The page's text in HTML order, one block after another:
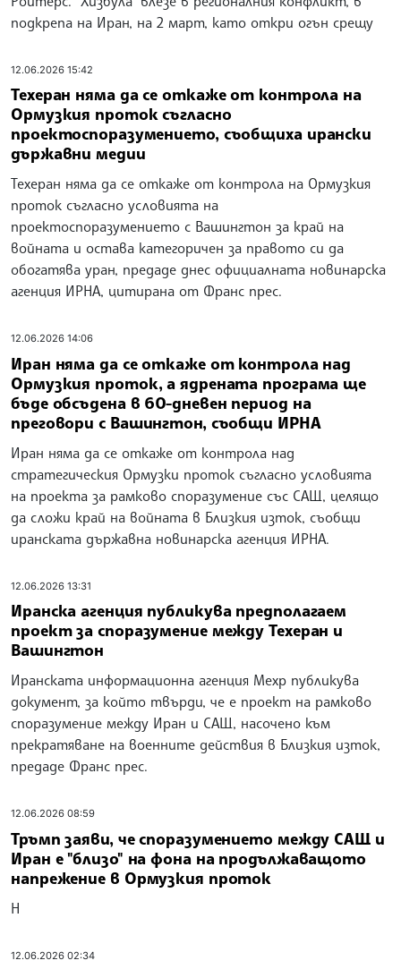
подкрепа на Иран, на 2 март, като откри огън срещу
12.06.2026 15:42
Техеран няма да се откаже от контрола на
Ормузкия проток съгласно
проектоспоразумението, съобщиха ирански
държавни медии
Техеран няма да се откаже от контрола на Ормузкия
проток съгласно условията на
проектоспоразумението с Вашингтон за край на
войната и остава категоричен за правото си да
обогатява уран, предаде днес официалната новинарска
агенция ИРНА, цитирана от Франс прес.
12.06.2026 14:06
Иран няма да се откаже от контрола над
Ормузкия проток, а ядрената програма ще
бъде обсъдена в 60-дневен период на
преговори с Вашингтон, съобщи ИРНА
Иран няма да се откаже от контрола над
стратегическия Ормузки проток съгласно условията
на проекта за рамково споразумение със САЩ, целящо
да сложи край на войната в Близкия изток, съобщи
иранската държавна новинарска агенция ИРНА.
12.06.2026 13:31
Иранска агенция публикува предполагаем
проект за споразумение между Техеран и
Вашингтон
Иранската информационна агенция Мехр публикува
документ, за който твърди, че е проект на рамково
споразумение между Иран и САЩ, насочено към
прекратяване на военните действия в Близкия изток,
предаде Франс прес.
12.06.2026 08:59
Тръмп заяви, че споразумението между САЩ и
Иран е "близо" на фона на продължаващото
напрежение в Ормузкия проток
Н
12.06.2026 02:34